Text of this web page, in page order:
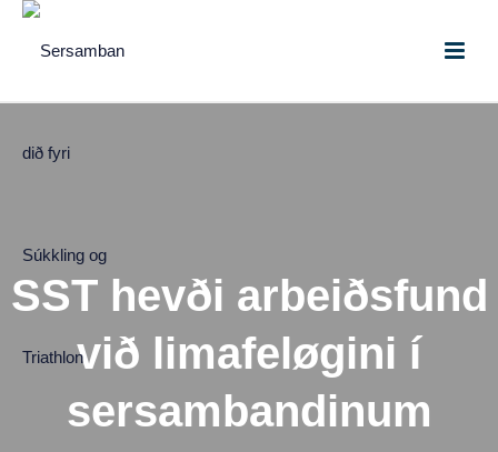
SST hevði arbeiðsfund
við limafeløgini í
sersambandinum